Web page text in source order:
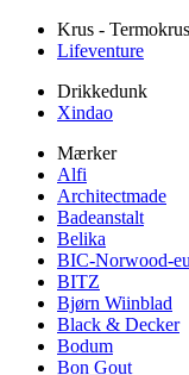
Krus - Termokrus
Lifeventure
Drikkedunk
Xindao
Mærker
Alfi
Architectmade
Badeanstalt
Belika
BIC-Norwood-
BITZ
Bjørn Wiinblad
Black & Decker
Bodum
Bon Gout